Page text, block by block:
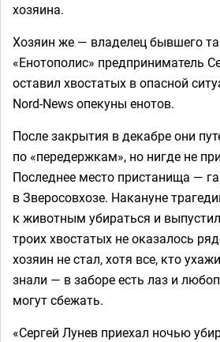
хозяина.
Хозяин же — владелец бывшего
«Енотополис» предприниматель
оставил хвостатых в опасной
Nord-News опекуны енотов.
После закрытия в декабре они
по «передержкам», но нигде не
Последнее место пристанища —
в Зверосовхозе. Накануне
к животным убираться и
троих хвостатых не оказалось
хозяин не стал, хотя все, кто
знали — в заборе есть лаз и
могут сбежать.
«Сергей Лунев приехал ночью